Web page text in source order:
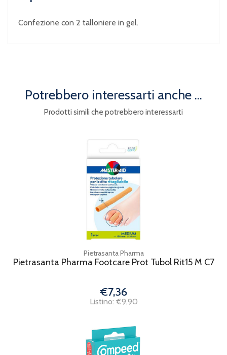
Confezione con 2 talloniere in gel.
Potrebbero interessarti anche ...
Prodotti simili che potrebbero interessarti
Pietrasanta Pharma
Pietrasanta Pharma Footcare Prot Tubol Rit15 M C7
€7,36
Listino: €9,90